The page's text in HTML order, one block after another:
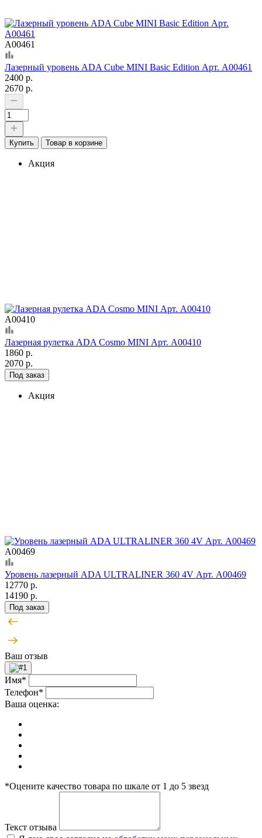
А00461
Лазерный уровень ADA Cube MINI Basic Edition Арт. А00461
2400 р.
2670 р.
Купить Товар в корзине
Акция
А00410
Лазерная рулетка ADA Cosmo MINI Арт. А00410
1860 р.
2070 р.
Под заказ
Акция
А00469
Уровень лазерный ADA ULTRALINER 360 4V Арт. А00469
12770 р.
14190 р.
Под заказ
Ваш отзыв
Имя*
Телефон*
Ваша оценка:
*Оцените качество товара по шкале от 1 до 5 звезд
Текст отзыва